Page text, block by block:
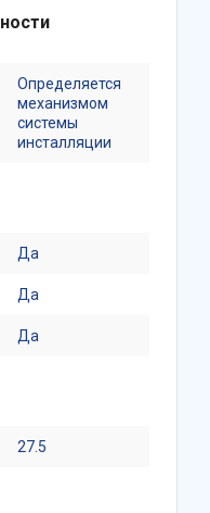
Определяется
механизмом
системы
инсталляции
Да
Да
Да
27.5